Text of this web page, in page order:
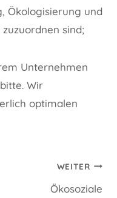
Ökologisierung und
sind;
Unternehmen
Wir
optimalen
WEITER
Ökosoziale